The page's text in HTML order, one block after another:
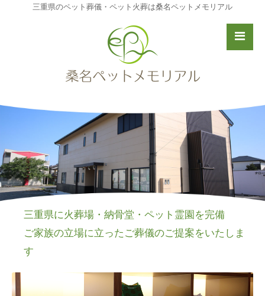
三重県のペット葬儀・ペット火葬は桑名ペットメモリアル
三重県に火葬場・納骨堂・ペット霊園を完備
ご家族の立場に立ったご葬儀のご提案をいたしま
す